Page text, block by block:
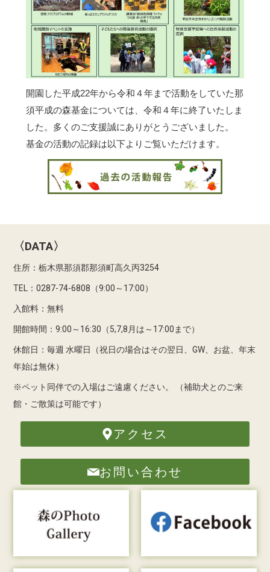
開園した平成22年から令和４年まで活動をしていた那
須平成の森基金については、令和４年に終了いたしま
した。多くのご支援誠にありがとうございました。
基金の活動の記録は以下よりご覧いただけます。
〈DATA〉
住所：栃木県那須郡那須町高久丙3254
TEL：0287-74-6808（9:00～17:00）
入館料：無料
開館時間：9:00～16:30（5,7,8月は～17:00まで）
休館日：毎週 水曜日（祝日の場合はその翌日、GW、お盆、年末
年始は無休）
※ペット同伴での入場はご遠慮ください。
（補助犬とのご来
館・ご散策は可能です）
アクセス
お問い合わせ